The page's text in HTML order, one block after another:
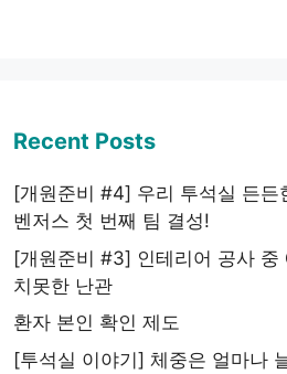
Recent Posts
[개원준비 #4] 우리 투석실 든든
벤저스 첫 번째 팀 결성!
[개원준비 #3] 인테리어 공사 중
치못한 난관
환자 본인 확인 제도
[투석실 이야기] 체중은 얼마나